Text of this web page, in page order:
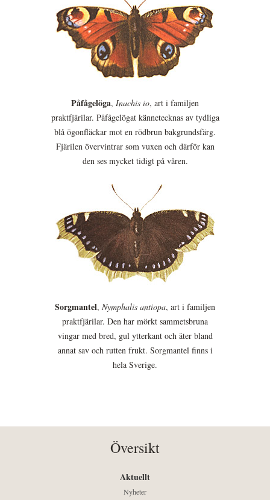
Påfågelöga, Inachis io, art i familjen
praktfjärilar. Påfågelögat kännetecknas av tydliga
blå ögonfläckar mot en rödbrun bakgrundsfärg.
Fjärilen övervintrar som vuxen och därför kan
den ses mycket tidigt på våren.
Sorgmantel, Nymphalis antiopa, art i familjen
praktfjärilar. Den har mörkt sammetsbruna
vingar med bred, gul ytterkant och äter bland
annat sav och rutten frukt. Sorgmantel finns i
hela Sverige.
Översikt
Aktuellt
Nyheter